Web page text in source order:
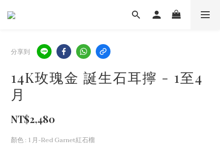
分享到
14K玫瑰金 誕生石耳擰 - 1至4
月
NT$2,480
顏色: 1月-Red Garnet紅石榴